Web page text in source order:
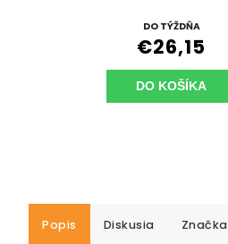
DO TÝŽDŇA
€26,15
DO KOŠÍKA
Popis Diskusia Značka